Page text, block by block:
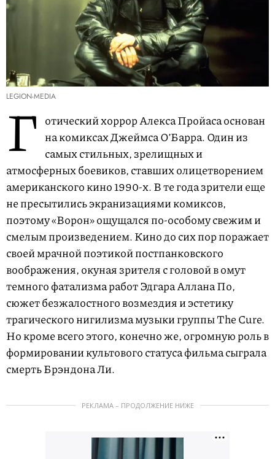
LEGION-MEDIA
Г отический хоррор Алекса Пройаса основан
на комиксах Джеймса О’Барра. Один из
самых стильных, зрелищных и
атмосферных боевиков, ставших олицетворением
американского кино 1990-х. В те года зрители еще
не пресытились экранизациями комиксов,
поэтому «Ворон» ощущался по-особому свежим и
смелым произведением. Кино до сих пор поражает
своей мрачной поэтикой постпанковского
воображения, окуная зрителя с головой в омут
темного фатализма работ Эдгара Аллана По,
сюжет безжалостного возмездия и эстетику
трагического нигилизма музыки группы The Cure.
Но кроме всего этого, конечно же, огромную роль в
формировании культового статуса фильма сыграла
смерть Брэндона Ли.
РЕКЛАМА – ПРОДОЛЖЕНИЕ НИЖЕ